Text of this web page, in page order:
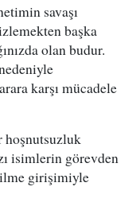
savaşı
başka
olan budur.
karşı mücadele
isimlerin görevden
girişimiyle